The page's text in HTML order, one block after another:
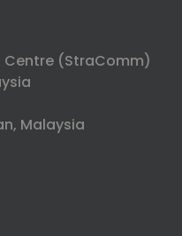
(StraComm)
Malaysia